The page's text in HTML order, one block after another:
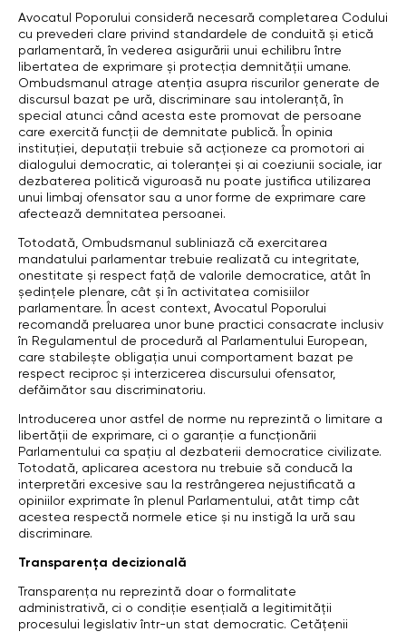
Avocatul Poporului consideră necesară completarea Codului
cu prevederi clare privind standardele de conduită și etică
parlamentară, în vederea asigurării unui echilibru între
libertatea de exprimare și protecția demnității umane.
Ombudsmanul atrage atenția asupra riscurilor generate de
discursul bazat pe ură, discriminare sau intoleranță, în
special atunci când acesta este promovat de persoane
care exercită funcții de demnitate publică. În opinia
instituției, deputații trebuie să acționeze ca promotori ai
dialogului democratic, ai toleranței și ai coeziunii sociale, iar
dezbaterea politică viguroasă nu poate justifica utilizarea
unui limbaj ofensator sau a unor forme de exprimare care
afectează demnitatea persoanei.
Totodată, Ombudsmanul subliniază că exercitarea
mandatului parlamentar trebuie realizată cu integritate,
onestitate și respect față de valorile democratice, atât în
ședințele plenare, cât și în activitatea comisiilor
parlamentare. În acest context, Avocatul Poporului
recomandă preluarea unor bune practici consacrate inclusiv
în Regulamentul de procedură al Parlamentului European,
care stabilește obligația unui comportament bazat pe
respect reciproc și interzicerea discursului ofensator,
defăimător sau discriminatoriu.
Introducerea unor astfel de norme nu reprezintă o limitare a
libertății de exprimare, ci o garanție a funcționării
Parlamentului ca spațiu al dezbaterii democratice civilizate.
Totodată, aplicarea acestora nu trebuie să conducă la
interpretări excesive sau la restrângerea nejustificată a
opiniilor exprimate în plenul Parlamentului, atât timp cât
acestea respectă normele etice și nu instigă la ură sau
discriminare.
Transparența decizională
Transparența nu reprezintă doar o formalitate
administrativă, ci o condiție esențială a legitimității
procesului legislativ într-un stat democratic. Cetățenii